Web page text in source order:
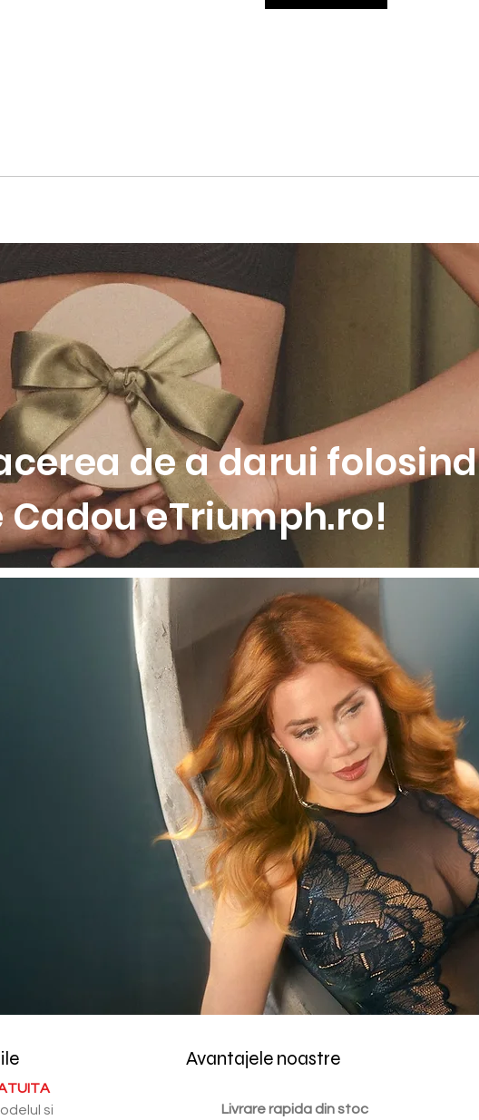
este conceputa pentru a sculpta si evidentia formele.
de a darui folosind
eTriumph.ro!
si
Avantajele noastre
Livrare rapida din stoc